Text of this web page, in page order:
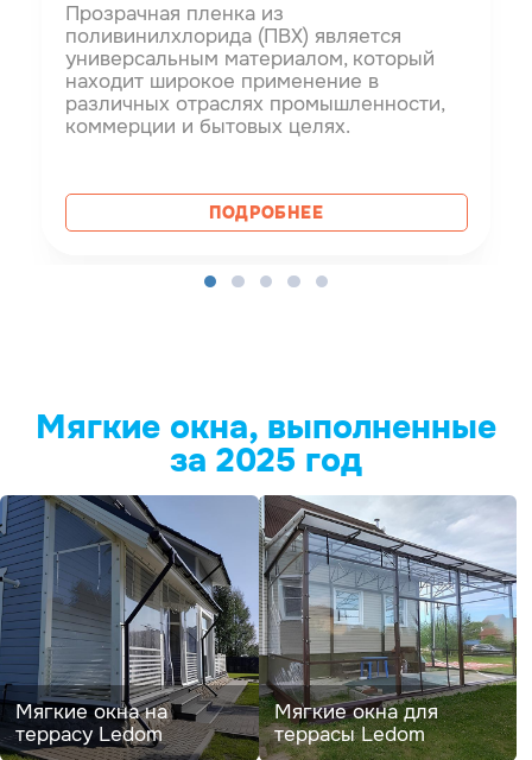
Прозрачная пленка из
поливинилхлорида (ПВХ) является
универсальным материалом, который
находит широкое применение в
различных отраслях промышленности,
коммерции и бытовых целях.
ПОДРОБНЕЕ
Мягкие окна, выполненные
за 2025 год
Мягкие окна на
террасу Ledom
Мягкие окна для
террасы Ledom